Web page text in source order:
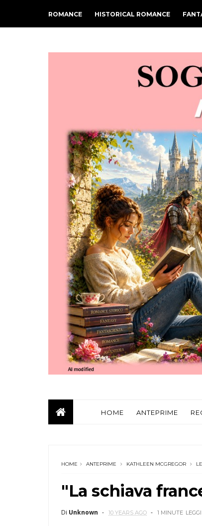
ROMANCE HISTORICAL ROMANCE
HOME ANTEPRIME
HOME ANTEPRIME KATHLEEN MCGREGOR
"La schiava
Di Unknown 10 YEARS AGO 1 MINUTE LEGGI